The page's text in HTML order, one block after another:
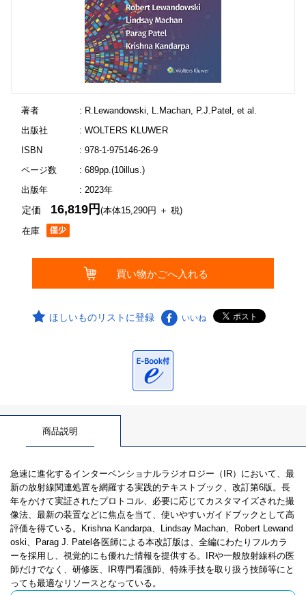
著者
: R.Lewandowski, L.Machan, P.J.Patel, et al.
出版社
: WOLTERS KLUWER
ISBN
: 978-1-975146-26-9
ページ数
: 689pp.(10illus.)
出版年
: 2023年
在庫
定価 16,819円(本体15,290円 ＋ 税)
ほしいものリストに登録 いいね
商品説明
急速に進化するインターベンショナルラジオロジー（IR）において、最
新の放射線関連処置を網羅する実践的テキストブック、改訂第6版。長
年をかけて実証されたプロトコル、必要に応じてカスタマイズされた撮
像法、最新の装置などに焦点を当て、使いやすいガイドブックとして高
評価を得ている。Krishna Kandarpa、Lindsay Machan、Robert Lewand
oski、Parag J. Patel各医師による本改訂版は、全編にわたりフルカラ
ーを採用し、視覚的にも優れた情報を提供する。IRや一般放射線科の医
師だけでなく、研修医、IR専門看護師、特殊手技を取り扱う技師等にと
っても最適なリソースとなっている。